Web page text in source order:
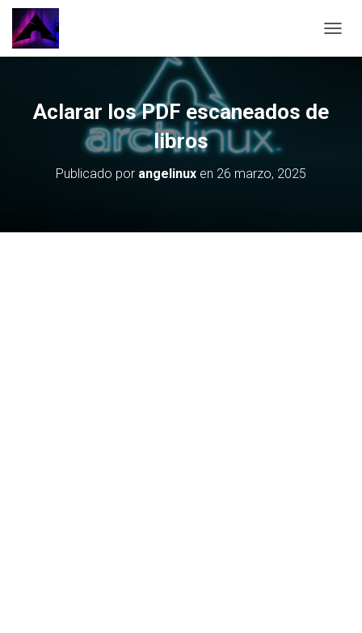
Aclarar los PDF escaneados de
libros
Publicado por angelinux en 26 marzo, 2025